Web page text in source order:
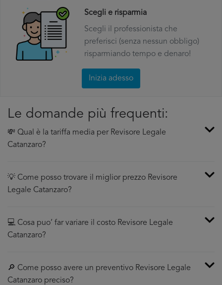
Scegli e risparmia
Scegli il professionista che
preferisci (senza nessun obbligo)
risparmiando tempo e denaro!
Inizia adesso
Le domande più frequenti:
💸 Qual è la tariffa media per Revisore Legale
Catanzaro?
💡 Come posso trovare il miglior prezzo Revisore
Legale Catanzaro?
💻 Cosa puo’ far variare il costo Revisore Legale
Catanzaro?
🔎 Come posso avere un preventivo Revisore Legale
Catanzaro preciso?